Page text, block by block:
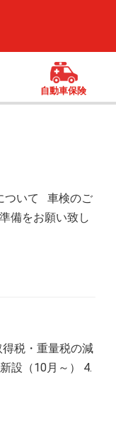
自動車保険
ついて 車検のご
備をお願い致し
税・重量税の減
設（10月～） 4.